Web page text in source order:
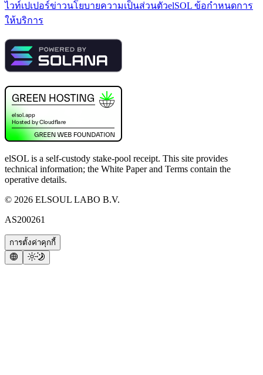
ไวท์เปเปอร์ข่าวนโยบายความเป็นส่วนตัวelSOL ข้อกำหนดการ
ให้บริการ
elSOL is a self-custody stake-pool receipt. This site provides
technical information; the White Paper and Terms contain the
operative details.
© 2026 ELSOUL LABO B.V.
AS200261
การตั้งค่าคุกกี้